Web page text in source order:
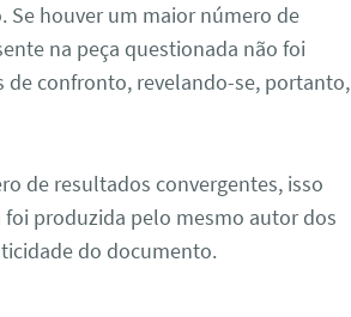
Se houver um maior número de
na peça questionada não foi
confronto, revelando-se, portanto,
de resultados convergentes, isso
produzida pelo mesmo autor dos
do documento.